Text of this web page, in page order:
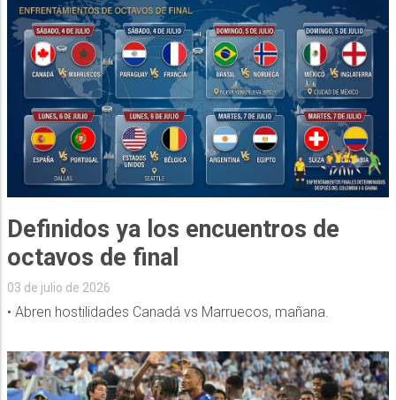
Definidos ya los encuentros de
octavos de final
03 de julio de 2026
• Abren hostilidades Canadá vs Marruecos, mañana.